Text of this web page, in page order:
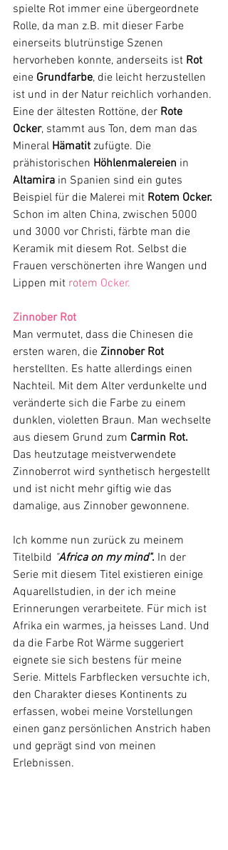
spielte Rot immer eine übergeordnete
Rolle, da man z.B. mit dieser Farbe
einerseits blutrünstige Szenen
hervorheben konnte, anderseits ist Rot
eine Grundfarbe, die leicht herzustellen
ist und in der Natur reichlich vorhanden.
Eine der ältesten Rottöne, der Rote
Ocker, stammt aus Ton, dem man das
Mineral Hämatit zufügte. Die
prähistorischen Höhlenmalereien in
Altamira in Spanien sind ein gutes
Beispiel für die Malerei mit Rotem Ocker.
Schon im alten China, zwischen 5000
und 3000 vor Christi, färbte man die
Keramik mit diesem Rot. Selbst die
Frauen verschönerten ihre Wangen und
Lippen mit rotem Ocker.
Zinnober Rot
Man vermutet, dass die Chinesen die
ersten waren, die Zinnober Rot
herstellten. Es hatte allerdings einen
Nachteil. Mit dem Alter verdunkelte und
veränderte sich die Farbe zu einem
dunklen, violetten Braun. Man wechselte
aus diesem Grund zum Carmin Rot.
Das heutzutage meistverwendete
Zinnoberrot wird synthetisch hergestellt
und ist nicht mehr giftig wie das
damalige, aus Zinnober gewonnene.
Ich komme nun zurück zu meinem
Titelbild "Africa on my mind". In der
Serie mit diesem Titel existieren einige
Aquarellstudien, in der ich meine
Erinnerungen verarbeitete. Für mich ist
Afrika ein warmes, ja heisses Land. Und
da die Farbe Rot Wärme suggeriert
eignete sie sich bestens für meine
Serie. Mittels Farbflecken versuchte ich,
den Charakter dieses Kontinents zu
erfassen, wobei meine Vorstellungen
einen ganz persönlichen Anstrich haben
und geprägt sind von meinen
Erlebnissen.